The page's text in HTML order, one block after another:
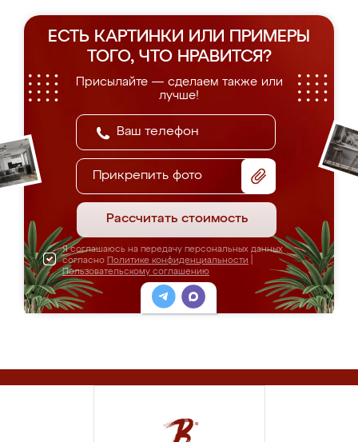
ЕСТЬ КАРТИНКИ ИЛИ ПРИМЕРЫ
ТОГО, ЧТО НРАВИТСЯ?
Присылайте — сделаем также или
лучше!
Прикрепить фото
Рассчитать стоимость
Я соглашаюсь на передачу персональных данных
согласно Политике конфиденциальности
Пользовательскому соглашению